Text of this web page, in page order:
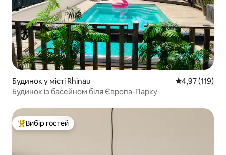
Будинок у місті Rhinau Середня
4,97 (119)
Будинок із басейном біля Європа-Парку
Топ вибір гостей
Вибір гостей